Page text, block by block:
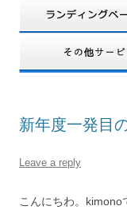
TAG ARCHIVES:
新年度一発目
Leave a reply
こんにちわ。kimono